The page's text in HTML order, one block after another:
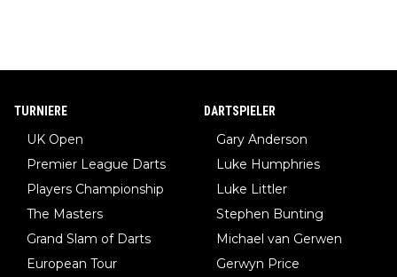
TURNIERE
UK Open
Premier League Darts
Players Championship
The Masters
Grand Slam of Darts
European Tour
DARTSPIELER
Gary Anderson
Luke Humphries
Luke Littler
Stephen Bunting
Michael van Gerwen
Gerwyn Price